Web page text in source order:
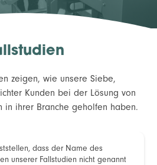
zeigen, wie unsere Siebe,
Kunden bei der Lösung von
in ihrer Branche geholfen haben.
dass der Name des
unserer Fallstudien nicht genannt